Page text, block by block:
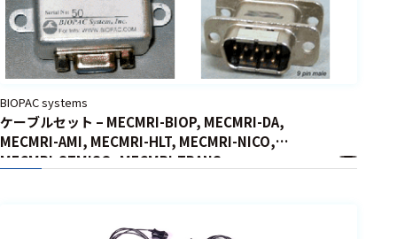
BIOPAC systems
ケーブルセット – MECMRI-BIOP, MECMRI-DA,
MECMRI-AMI, MECMRI-HLT, MECMRI-NICO,
MECMRI-STMISO, MECMRI-TRANS